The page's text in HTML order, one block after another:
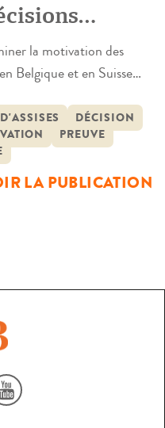
France,
la motivation des
Belgique et en Suisse
la procédure. À partir
l’audience cette
suivants : que
[…]
DÉCISION
PREUVE
LA PUBLICATION